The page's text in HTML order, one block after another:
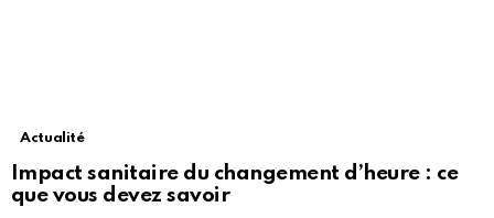
Actualité
Impact sanitaire du changement d’heure : ce
que vous devez savoir